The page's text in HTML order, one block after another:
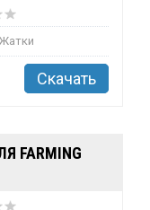
Скачать
FARMING